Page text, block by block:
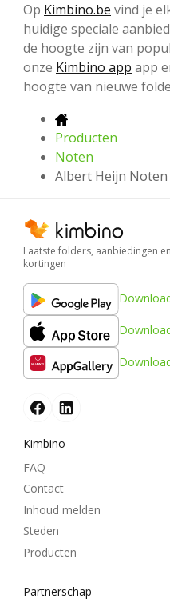
Op Kimbino.be vind je
huidige speciale
de hoogte zijn van
onze Kimbino app app
hoogte van nieuwe
Producten
Noten
Albert Heijn Noten
Laatste folders, aanbiedingen en
kortingen
Kimbino
FAQ
Contact
Inhoud melden
Steden
Producten
Partnerschap